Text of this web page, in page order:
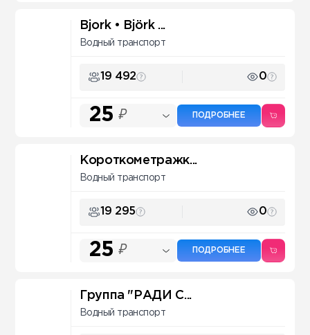
Bjork • Björk ...
Водный транспорт
19 492 0
25 ₽ ПОДРОБНЕЕ
Короткометражк...
Водный транспорт
19 295 0
25 ₽ ПОДРОБНЕЕ
Группа "РАДИ С...
Водный транспорт